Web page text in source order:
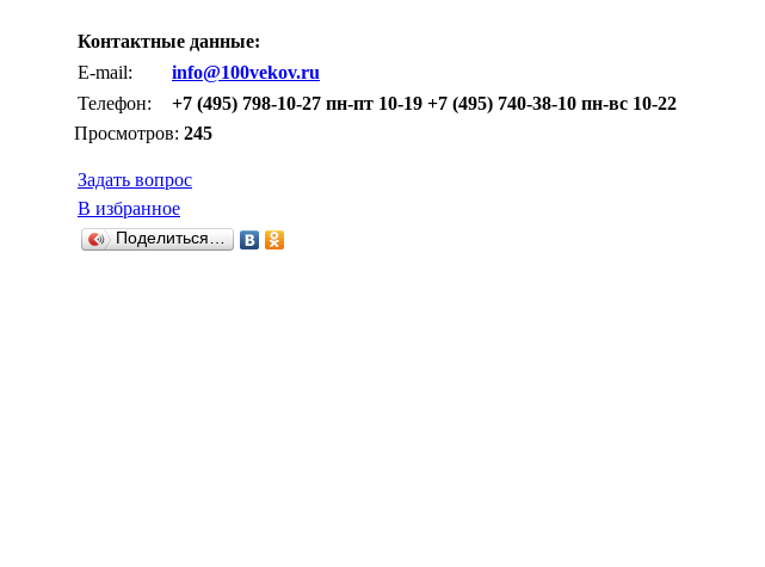
Контактные данные:
E-mail:
info@100vekov.ru
Телефон:
+7 (495) 798-10-27 пн-пт 10-19 +7 (495) 740-38-10 пн-вс 10-22
Просмотров: 245
Задать вопрос
В избранное
Поделиться…